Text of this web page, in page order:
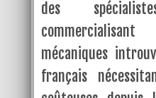
des
mécaniques
français